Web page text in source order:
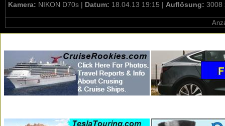
Kamera: NIKON D70s | Datum: 18.04.13 19:15 | Auflösung: 3008